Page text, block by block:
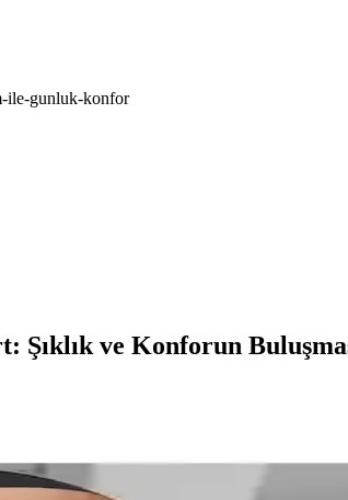
ile-gunluk-konfor
Şıklık ve Konforun